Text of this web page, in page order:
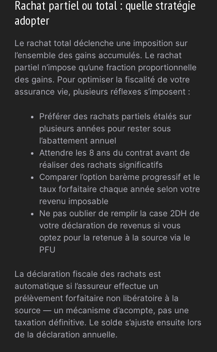
Rachat partiel ou total : quelle stratégie
adopter
Le rachat total déclenche une imposition sur
l’ensemble des gains accumulés. Le rachat
partiel n’impose qu’une fraction proportionnelle
des gains. Pour optimiser la fiscalité de votre
assurance vie, plusieurs réflexes s’imposent :
Préférer des rachats partiels étalés sur
plusieurs années pour rester sous
l’abattement annuel
Attendre les 8 ans du contrat avant de
réaliser des rachats significatifs
Comparer l’option barème progressif et le
taux forfaitaire chaque année selon votre
revenu imposable
Ne pas oublier de remplir la case 2DH de
votre déclaration de revenus si vous
optez pour la retenue à la source via le
PFU
La déclaration fiscale des rachats est
automatique si l’assureur effectue un
prélèvement forfaitaire non libératoire à la
source — un mécanisme d’acompte, pas une
taxation définitive. Le solde s’ajuste ensuite lors
de la déclaration annuelle.